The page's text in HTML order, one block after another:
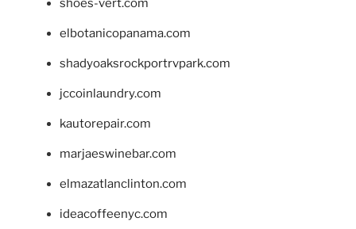
shoes-vert.com
elbotanicopanama.com
shadyoaksrockportrvpark.com
jccoinlaundry.com
kautorepair.com
marjaeswinebar.com
elmazatlanclinton.com
ideacoffeenyc.com